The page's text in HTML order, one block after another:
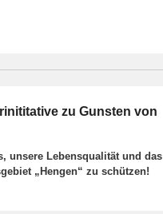
zu Gunsten von
unsere Lebensqualität und das
„Hengen“ zu schützen!